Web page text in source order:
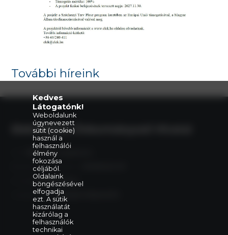
További híreink
Eleki Közös Önkormányzati Hivatal
5742 Elek, Gyulai út 2.
Központi telefonszám:
E-mail:elek@elek.hu
Hivatali Kapu:PHELEK,706040373
Kedves
Látogatónk!
Weboldalunk
úgynevezett
sütit (cookie)
használ a
felhasználói
élmény
fokozása
céljából.
Oldalaink
böngészésével
elfogadja
ezt. A sütik
használatát
kizárólag a
felhasználók
technikai